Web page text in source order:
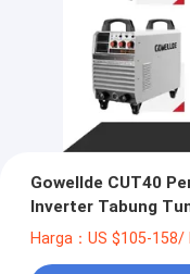
Gowellde CUT40
Inverter Tabung
Harga：US $105-158/